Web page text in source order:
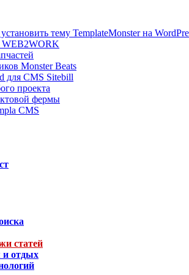
тему TemplateMonster на
Monster Beats
для CMS Sitebill
проекта
фермы
CMS
статей
и отдых